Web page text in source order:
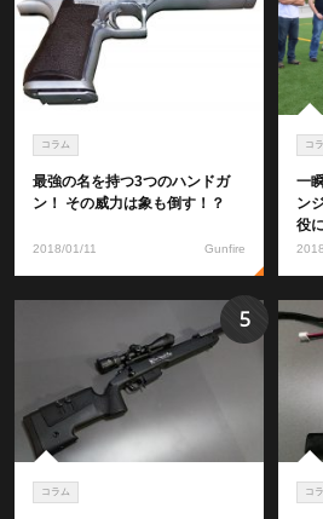
コラム
最強の名を持つ3つのハンドガ
ン！ その威力は象も倒す！？
2018/01/11 Gunfire
コ
一
ン
役
コラム
5
コ